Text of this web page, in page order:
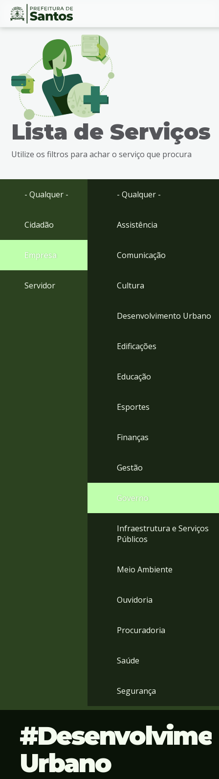
Ir
busca
Ir
Conteúdo
Lista de Serviços
Utilize os filtros para achar o serviço que procura
- Qualquer -
Cidadão
Empresa
Servidor
- Qualquer -
Assistência
Comunicação
Cultura
Desenvolvimento Urbano
Edificações
Educação
Esportes
Finanças
Gestão
Governo
Infraestrutura e Serviços
Públicos
Meio Ambiente
Ouvidoria
Procuradoria
Saúde
Segurança
Urbano